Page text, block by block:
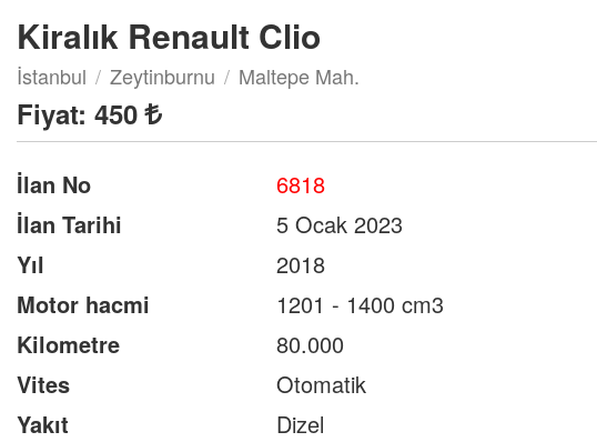
Kiralık Renault Clio
İstanbul Zeytinburnu Maltepe Mah.
Fiyat: 450
İlan No
6818
İlan Tarihi
5 Ocak 2023
Yıl
2018
Motor hacmi
1201 - 1400 cm3
Kilometre
80.000
Vites
Otomatik
Yakıt
Dizel